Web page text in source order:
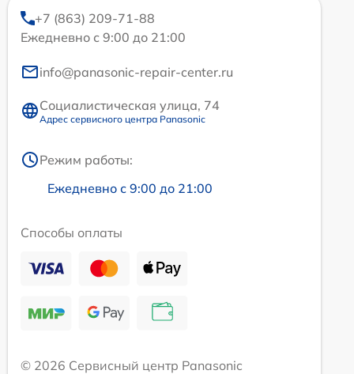
+7 (863) 209-71-88
Ежедневно с 9:00 до 21:00
info@panasonic-repair-center.ru
Социалистическая улица, 74
Адрес сервисного центра Panasonic
Режим работы:
Ежедневно с 9:00 до 21:00
Способы оплаты
© 2026 Сервисный центр Panasonic